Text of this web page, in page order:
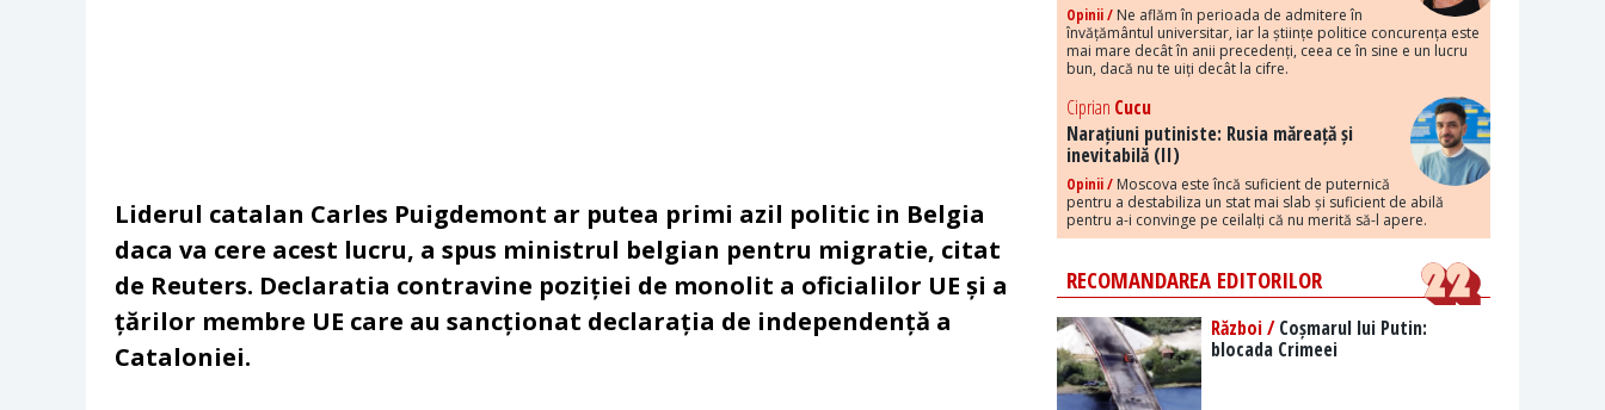
Liderul catalan Carles Puigdemont ar putea primi azil politic in Belgia
daca va cere acest lucru, a spus ministrul belgian pentru migratie, citat
de Reuters. Declaratia contravine poziției de monolit a oficialilor UE și a
țărilor membre UE care au sancționat declarația de independență a
Cataloniei.
Opinii / Ne aflăm în perioada de admitere în
învățământul universitar, iar la științe politice concurența este
mai mare decât în anii precedenți, ceea ce în sine e un lucru
bun, dacă nu te uiți decât la cifre.
Ciprian Cucu
Narațiuni putiniste: Rusia măreață și
inevitabilă (II)
Opinii / Moscova este încă suficient de puternică
pentru a destabiliza un stat mai slab și suficient de abilă
pentru a-i convinge pe ceilalți că nu merită să-l apere.
RECOMANDAREA EDITORILOR
Război /Coșmarul lui Putin:
blocada Crimeei